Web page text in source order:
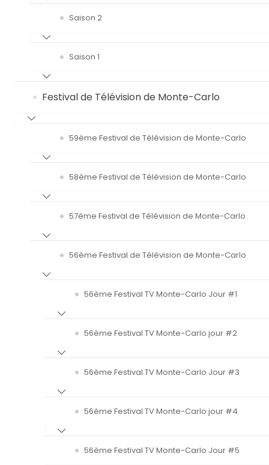
Saison 2
Saison 1
Festival de Télévision de Monte-Carlo
59ème Festival de Télévision de Monte-Carlo
58ème Festival de Télévision de Monte-Carlo
57ème Festival de Télévision de Monte-Carlo
56ème Festival de Télévision de Monte-Carlo
56ème Festival TV Monte-Carlo Jour #1
56ème Festival TV Monte-Carlo jour #2
56ème Festival TV Monte-Carlo Jour #3
56ème Festival TV Monte-Carlo jour #4
56ème Festival TV Monte-Carlo Jour #5